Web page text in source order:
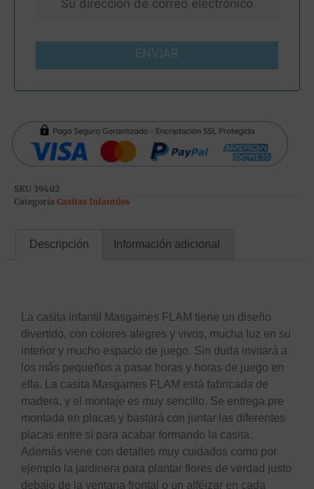
ENVIAR
SKU 39402
Categoría Casitas Infantiles
Descripción Información adicional
La casita infantil Masgames FLAM tiene un diseño
divertido, con colores alegres y vivos, mucha luz en su
interior y mucho espacio de juego. Sin duda invitará a
los más pequeños a pasar horas y horas de juego en
ella. La casita Masgames FLAM está fabricada de
madera, y el montaje es muy sencillo. Se entrega pre
montada en placas y bastará con juntar las diferentes
placas entre sí para acabar formando la casita.
Además viene con detalles muy cuidados como por
ejemplo la jardinera para plantar flores de verdad justo
debajo de la ventana frontal o un alféizar en cada